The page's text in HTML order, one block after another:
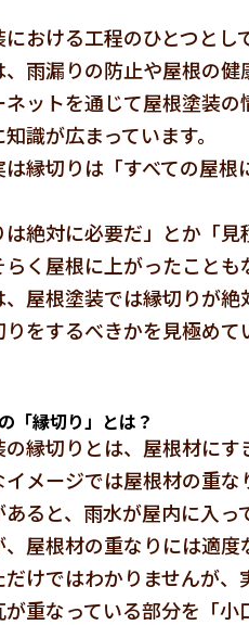
おける工程のひとつとし
雨漏りの防止や屋根の健
ネットを通じて屋根塗装
識が広まっています。
は縁切りは「すべての屋
は絶対に必要だ」とか「
らく屋根に上がったことも
、屋根塗装では縁切りが
をするべきかを見極めて
「縁切り」とは？
縁切りとは、屋根材にす
メージでは屋根材の重な
ると、雨水が屋内に入っ
、屋根材の重なりには適度
けではわかりませんが、
が重なっている部分を「